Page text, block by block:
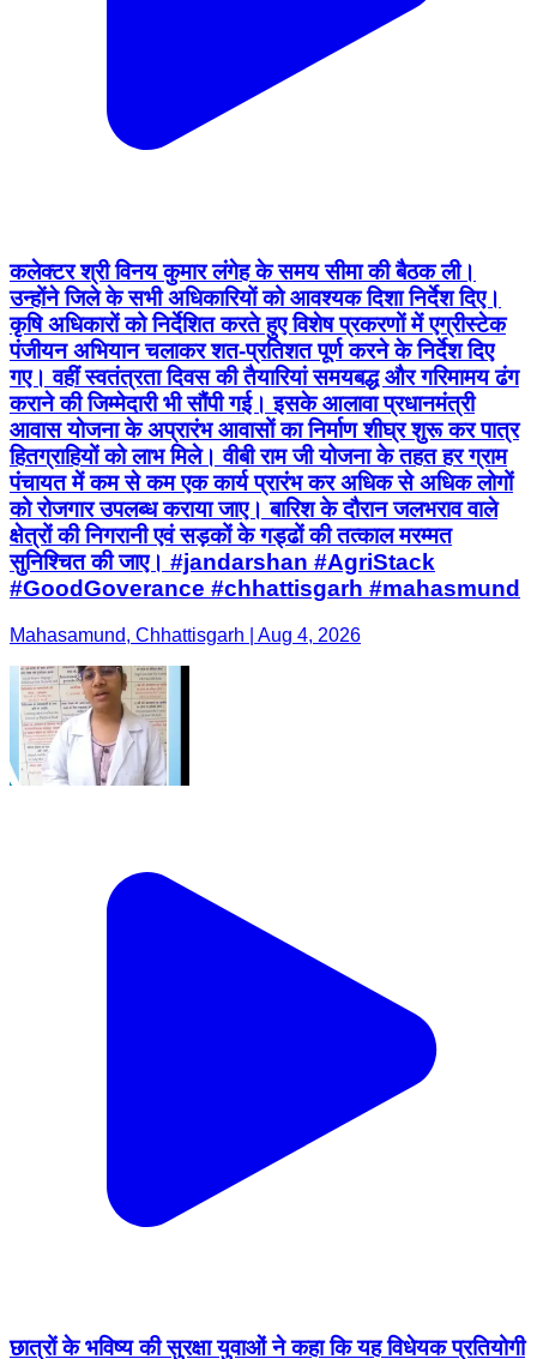
कलेक्टर श्री विनय कुमार लंगेह के समय सीमा की बैठक ली।
उन्होंने जिले के सभी अधिकारियों को आवश्यक दिशा निर्देश दिए।
कृषि अधिकारों को निर्देशित करते हुए विशेष प्रकरणों में एग्रीस्टेक
पंजीयन अभियान चलाकर शत-प्रतिशत पूर्ण करने के निर्देश दिए
गए। वहीं स्वतंत्रता दिवस की तैयारियां समयबद्ध और गरिमामय ढंग
कराने की जिम्मेदारी भी सौंपी गई। इसके आलावा प्रधानमंत्री
आवास योजना के अप्रारंभ आवासों का निर्माण शीघ्र शुरू कर पात्र
हितग्राहियों को लाभ मिले। वीबी राम जी योजना के तहत हर ग्राम
पंचायत में कम से कम एक कार्य प्रारंभ कर अधिक से अधिक लोगों
को रोजगार उपलब्ध कराया जाए। बारिश के दौरान जलभराव वाले
क्षेत्रों की निगरानी एवं सड़कों के गड्ढों की तत्काल मरम्मत
सुनिश्चित की जाए। #jandarshan #AgriStack
#GoodGoverance #chhattisgarh #mahasmund
Mahasamund, Chhattisgarh | Aug 4, 2026
छात्रों के भविष्य की सुरक्षा युवाओं ने कहा कि यह विधेयक प्रतियोगी